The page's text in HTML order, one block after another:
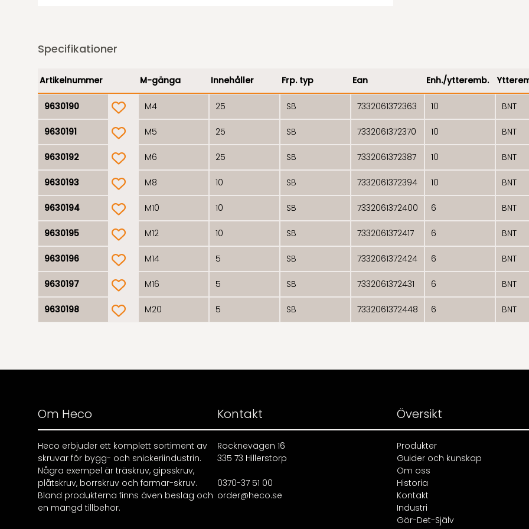
Specifikationer
Artikelnummer M-gänga Innehåller Frp. typ Ean Enh./ytteremb.
9630190product.wishlistM4 25 SB 7332061372363 10 BNT
9630191product.wishlistM5 25 SB 7332061372370 10 BNT
9630192product.wishlistM6 25 SB 7332061372387 10 BNT
9630193product.wishlistM8 10 SB 7332061372394 10 BNT
9630194product.wishlistM10 10 SB 7332061372400 6 BNT
9630195product.wishlistM12 10 SB 7332061372417 6 BNT
9630196product.wishlistM14 5 SB 7332061372424 6 BNT
9630197product.wishlistM16 5 SB 7332061372431 6 BNT
9630198product.wishlistM20 5 SB 7332061372448 6 BNT
Om Heco
Heco erbjuder ett komplett sortiment av
skruvar för bygg- och snickeriindustrin.
Några exempel är träskruv, gipsskruv,
plåtskruv, borrskruv och farmar-skruv.
Bland produkterna finns även beslag och
en mängd tillbehör.
Kontakt
Rocknevägen 16
335 73 Hillerstorp
0370-37 51 00
order@heco.se
Översikt
Produkter
Guider och kunskap
Om oss
Historia
Kontakt
Industri
Gör-Det-Själv